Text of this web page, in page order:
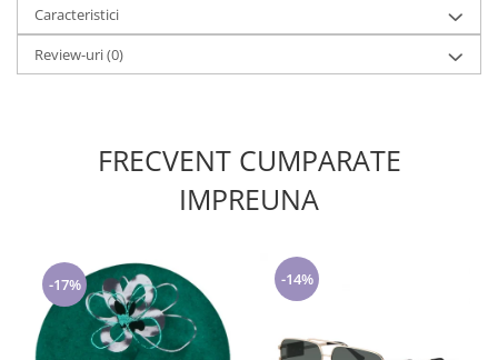
Caracteristici
Review-uri(0)
FRECVENT CUMPARATE
IMPREUNA
-17% -14%